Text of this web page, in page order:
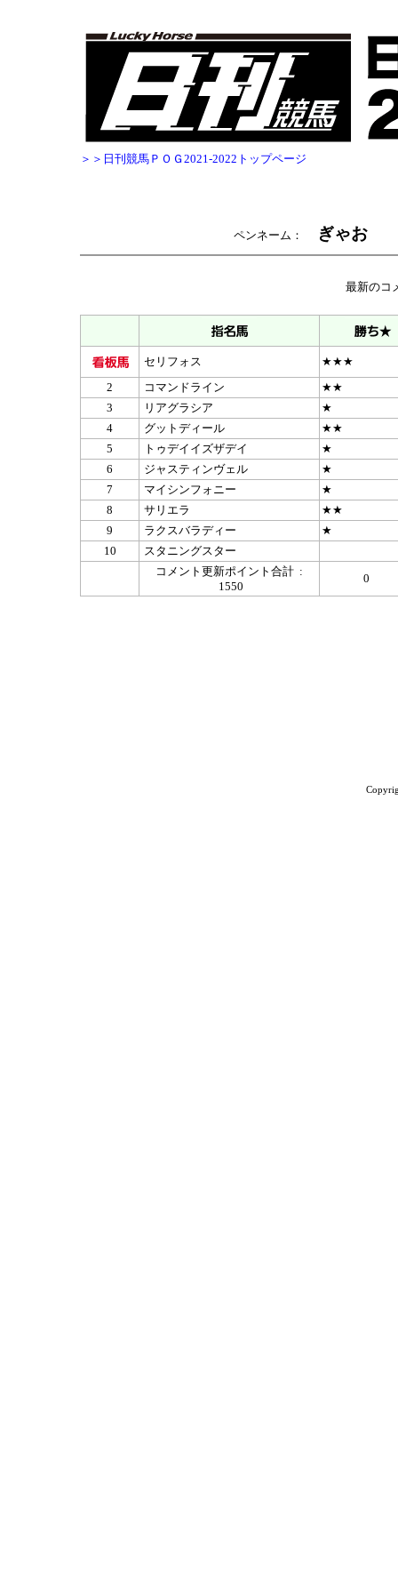
＞＞日刊競馬ＰＯＧ2021-2022トップページ
ペンネーム： ぎゃお
最新のコ
セリフォス
★★★
2
コマンドライン
★★
3
リアグラシア
★
4
グットディール
★★
5
トゥデイイズザデイ
★
6
ジャスティンヴェル
★
7
マイシンフォニー
★
8
サリエラ
★★
9
ラクスバラディー
★
10
スタニングスター
コメント更新ポイント合計 :
1550
0